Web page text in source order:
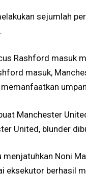
sejumlah
Rashford masuk
masuk,
Manchester
United, blunder
Noni
eksekutor berhasil